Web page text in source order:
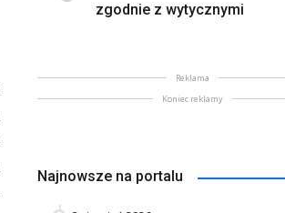
zgodnie z wytycznymi
Reklama
Koniec reklamy
Najnowsze na portalu